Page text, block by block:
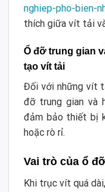
nghiep-pho-bien-
thích giữa vít tải
Ổ đỡ trung gian
tạo vít tải
Đối với những vít
đỡ trung gian và
đảm bảo thiết bị
hoặc rò rỉ.
Vai trò của ổ
Khi trục vít quá